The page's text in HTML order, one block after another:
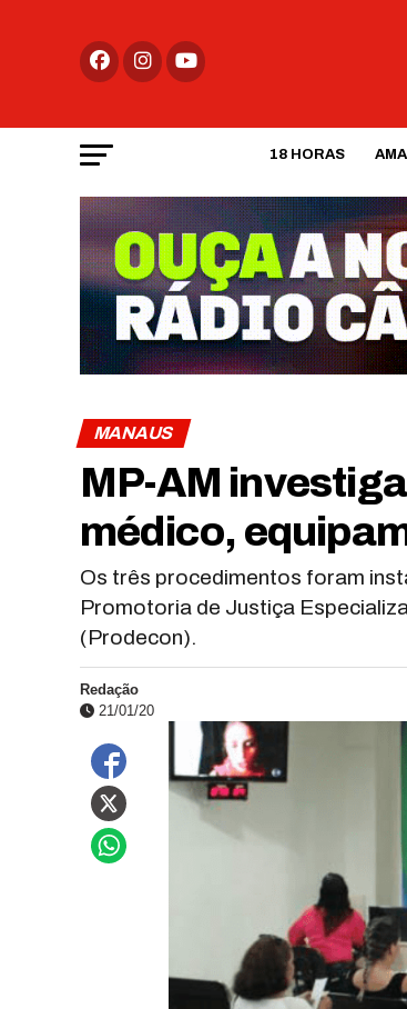
18 HORAS
MANAUS
MP-AM
médico,
Os três procedimentos foram
Promotoria de Justiça
(Prodecon).
Redação
21/01/20